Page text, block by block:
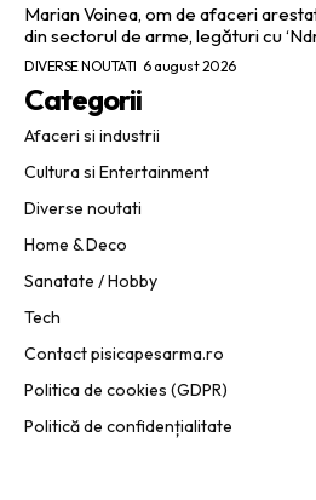
Marian Voinea, om de afaceri
din sectorul de arme, legături cu
DIVERSE NOUTATI 6 august 2026
Categorii
Afaceri si industrii
Cultura si Entertainment
Diverse noutati
Home & Deco
Sanatate / Hobby
Tech
Contact pisicapesarma.ro
Politica de cookies (GDPR)
Politică de confidențialitate